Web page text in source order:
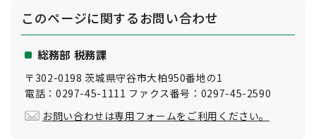
このページに関するお問い合わせ
総務部 税務課
〒302-0198 茨城県守谷市大柏950番地の1
電話：0297-45-1111 ファクス番号：0297-45-2590
お問い合わせは専用フォームをご利用ください。